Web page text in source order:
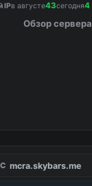
IPв августе43сегодня4
Обзор сервера
mcra.skybars.me